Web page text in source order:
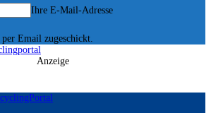
Ihre E-Mail-Adresse
Email zugeschickt.
Anzeige